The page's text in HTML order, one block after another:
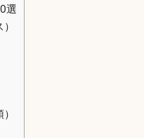
選